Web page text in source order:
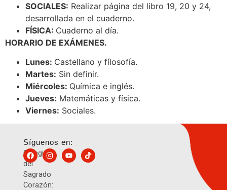
SOCIALES: Realizar página del libro 19, 20 y 24,
desarrollada en el cuaderno.
FÍSICA: Cuaderno al día.
HORARIO DE EXÁMENES.
Lunes: Castellano y fílosofía.
Martes: Sin definir.
Miércoles: Química e inglés.
Jueves: Matemáticas y física.
Viernes: Sociales.
Colegio
del
Sagrado
Corazón:
Síguenos en: